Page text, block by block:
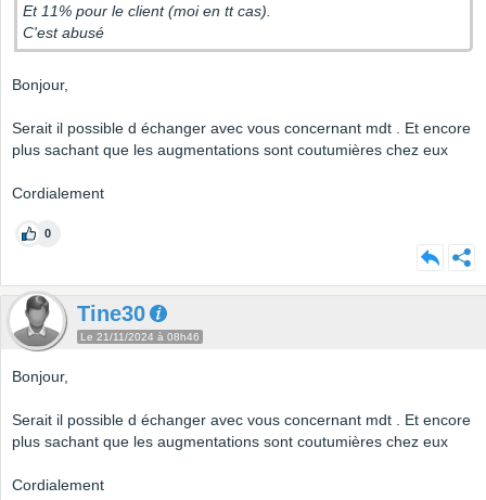
Et 11% pour le client (moi en tt cas).
C'est abusé
Bonjour,
Serait il possible d échanger avec vous concernant mdt . Et encore
plus sachant que les augmentations sont coutumières chez eux
Cordialement
0
Tine30
Le 21/11/2024 à 08h46
Bonjour,
Serait il possible d échanger avec vous concernant mdt . Et encore
plus sachant que les augmentations sont coutumières chez eux
Cordialement